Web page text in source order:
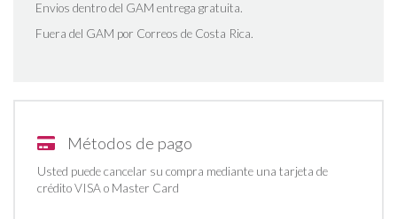
Envios dentro del GAM entrega gratuita.
Fuera del GAM por Correos de Costa Rica.
Métodos de pago
Usted puede cancelar su compra mediante una tarjeta de
crédito VISA o Master Card